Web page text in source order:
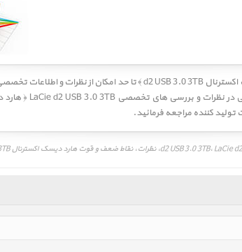
تا حد امکان از نظرات و اطلاعات
کننده مراجعه فرمائید.